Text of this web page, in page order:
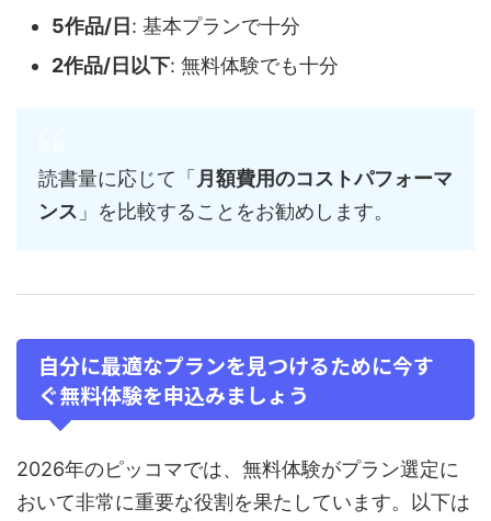
5作品/日 : 基本プランで十分
2作品/日以下: 無料体験でも十分
読書量に応じて「月額費用のコストパフォーマ
ンス 」を比較することをお勧めします。
自分に最適なプランを見つけるために今す
ぐ無料体験を申込みましょう
2026年のピッコマでは、無料体験がプラン選定に
おいて非常に重要な役割を果たしています。以下は